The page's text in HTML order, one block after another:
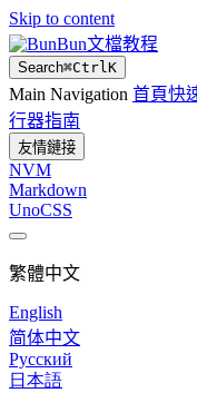
Skip to content
Bun文檔教程
Search⌘CtrlK
Main Navigation 首頁快
行器指南
友情鏈接
NVM
Markdown
UnoCSS
繁體中文
English
简体中文
Русский
日本語